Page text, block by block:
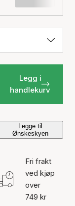
Legg i
handlekurv
Legge til
Ønskeskyen
Fri frakt
ved kjøp
over
749 kr